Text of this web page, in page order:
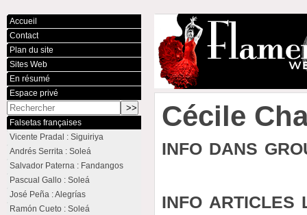
Cécile
info dans
info articles
Accueil
Contact
Plan du site
Sites Web
En résumé
Espace privé
Falsetas françaises
Vicente Pradal : Siguiriya
Andrés Serrita : Soleá
Salvador Paterna : Fandangos
Pascual Gallo : Soleá
José Peña : Alegrías
Ramón Cueto : Soleá